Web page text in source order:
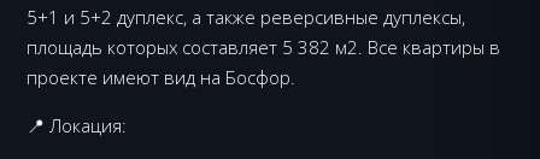
5+1 и 5+2 дуплекс, а также реверсивные дуплексы,
площадь которых составляет 5 382 м2. Все квартиры в
проекте имеют вид на Босфор.
📍 Локация: